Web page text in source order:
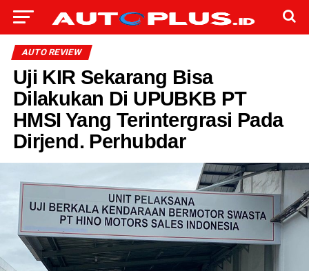
AUTO REVIEW
Uji KIR Sekarang Bisa
Dilakukan Di UPUBKB PT
HMSI Yang Terintergrasi Pada
Dirjend. Perhubdar